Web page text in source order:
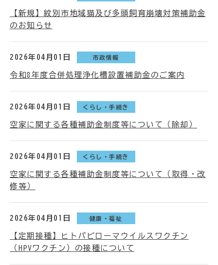
【新規】紋別市地域猫及び多頭飼育崩壊対策補助金
のお知らせ
2026年04月01日 市政情報
令和8年度合併処理浄化槽設置補助金のご案内
2026年04月01日 くらし・手続き
空家に関する各種補助金制度等について（除却）
2026年04月01日 くらし・手続き
空家に関する各種補助金制度等について（取得・改
修等）
2026年04月01日 健康・福祉
【定期接種】ヒトパピローマウイルスワクチン
（HPVワクチン）の接種について